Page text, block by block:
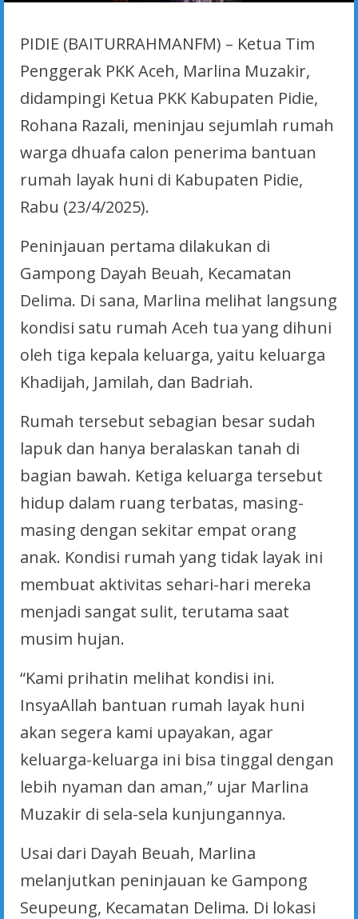
PIDIE (BAITURRAHMANFM) – Ketua Tim
Penggerak PKK Aceh, Marlina Muzakir,
didampingi Ketua PKK Kabupaten Pidie,
Rohana Razali, meninjau sejumlah rumah
warga dhuafa calon penerima bantuan
rumah layak huni di Kabupaten Pidie,
Rabu (23/4/2025).
Peninjauan pertama dilakukan di
Gampong Dayah Beuah, Kecamatan
Delima. Di sana, Marlina melihat langsung
kondisi satu rumah Aceh tua yang dihuni
oleh tiga kepala keluarga, yaitu keluarga
Khadijah, Jamilah, dan Badriah.
Rumah tersebut sebagian besar sudah
lapuk dan hanya beralaskan tanah di
bagian bawah. Ketiga keluarga tersebut
hidup dalam ruang terbatas, masing-
masing dengan sekitar empat orang
anak. Kondisi rumah yang tidak layak ini
membuat aktivitas sehari-hari mereka
menjadi sangat sulit, terutama saat
musim hujan.
“Kami prihatin melihat kondisi ini.
InsyaAllah bantuan rumah layak huni
akan segera kami upayakan, agar
keluarga-keluarga ini bisa tinggal dengan
lebih nyaman dan aman,” ujar Marlina
Muzakir di sela-sela kunjungannya.
Usai dari Dayah Beuah, Marlina
melanjutkan peninjauan ke Gampong
Seupeung, Kecamatan Delima. Di lokasi